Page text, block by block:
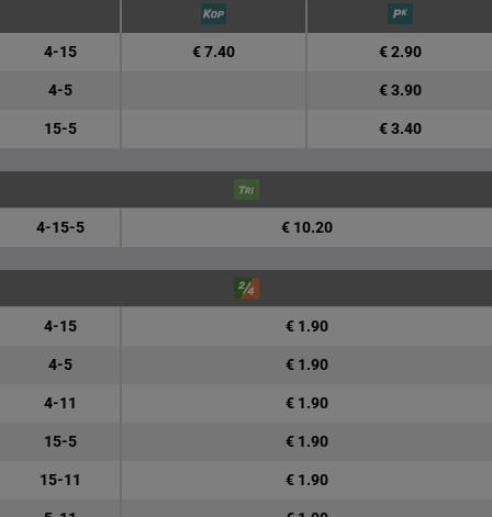
4-15 € 7.40 € 2.90
4-5 € 3.90
15-5 € 3.40
4-15-5 € 10.20
4-15 € 1.90
4-5 € 1.90
4-11 € 1.90
15-5 € 1.90
15-11 € 1.90